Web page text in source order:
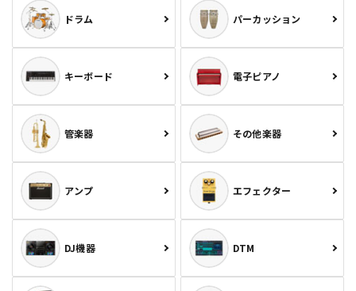
ドラム パーカッション
キーボード 電子ピアノ
管楽器 その他楽器
アンプ エフェクター
DJ機器 DTM